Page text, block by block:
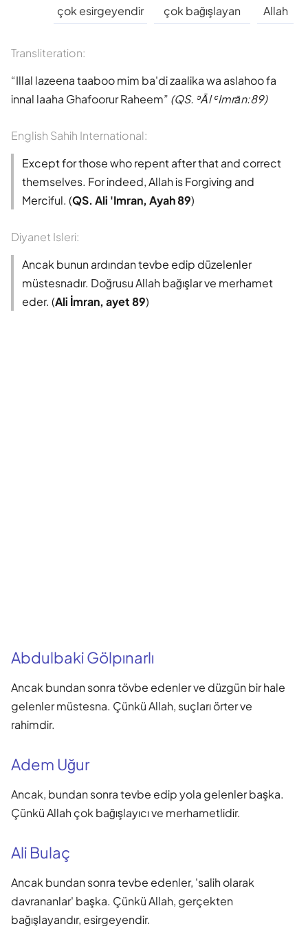
Yaşar Nuri Öztürk
Allah
çok bağışlayan
çok esirgeyendir
Transliteration:
Illal lazeena taaboo mim ba'di zaalika wa aslahoo fa
innal laaha Ghafoorur Raheem (QS. ʾĀl ʿImrān:89)
English Sahih International:
Except for those who repent after that and correct
themselves. For indeed, Allah is Forgiving and
Merciful. (QS. Ali 'Imran, Ayah 89)
Diyanet Isleri:
Ancak bunun ardından tevbe edip düzelenler
müstesnadır. Doğrusu Allah bağışlar ve merhamet
eder. (Ali İmran, ayet 89)
Abdulbaki Gölpınarlı
Ancak bundan sonra tövbe edenler ve düzgün bir hale
gelenler müstesna. Çünkü Allah, suçları örter ve
rahimdir.
Adem Uğur
Ancak, bundan sonra tevbe edip yola gelenler başka.
Çünkü Allah çok bağışlayıcı ve merhametlidir.
Ali Bulaç
Ancak bundan sonra tevbe edenler, 'salih olarak
davrananlar' başka. Çünkü Allah, gerçekten
bağışlayandır, esirgeyendir.